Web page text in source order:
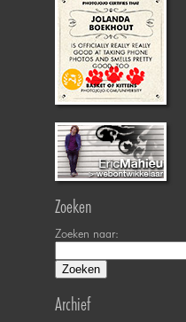
Zoeken
Zoeken naar:
Archief